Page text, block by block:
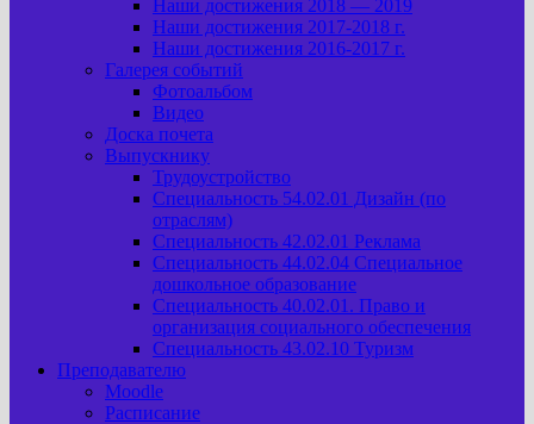
Наши достижения 2018 — 2019
Наши достижения 2017-2018 г.
Наши достижения 2016-2017 г.
Галерея событий
Фотоальбом
Видео
Доска почета
Выпускнику
Трудоустройство
Специальность 54.02.01 Дизайн (по
отраслям)
Специальность 42.02.01 Реклама
Специальность 44.02.04 Специальное
дошкольное образование
Специальность 40.02.01. Право и
организация социального обеспечения
Специальность 43.02.10 Туризм
Преподавателю
Moodle
Расписание